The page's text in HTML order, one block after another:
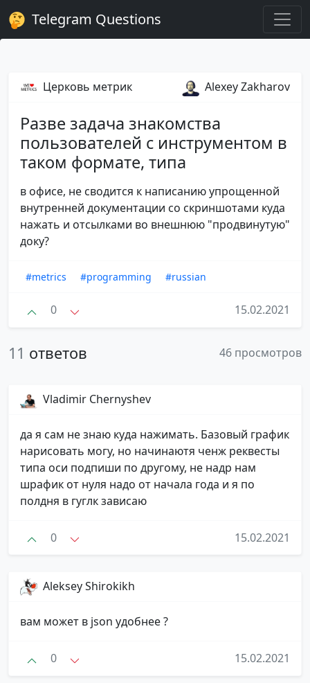
Telegram Questions
Церковь метрик Alexey Zakharov
Разве задача знакомства
пользователей с инструментом в
таком формате, типа
в офисе, не сводится к написанию упрощенной
внутренней документации со скриншотами куда
нажать и отсылками во внешнюю "продвинутую"
доку?
#metrics #programming #russian
0 15.02.2021
11 ответов 46 просмотров
Vladimir Chernyshev
да я сам не знаю куда нажимать. Базовый график
нарисовать могу, но начинаютя ченж реквесты
типа оси подпиши по другому, не надр нам
шрафик от нуля надо от начала года и я по
полдня в гуглк зависаю
0 15.02.2021
Aleksey Shirokikh
вам может в json удобнее ?
0 15.02.2021